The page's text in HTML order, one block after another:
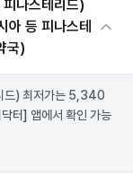
나스테리드)
아 등 피나스테
국)
드) 최저가는 5,340
터] 앱에서 확인 가능